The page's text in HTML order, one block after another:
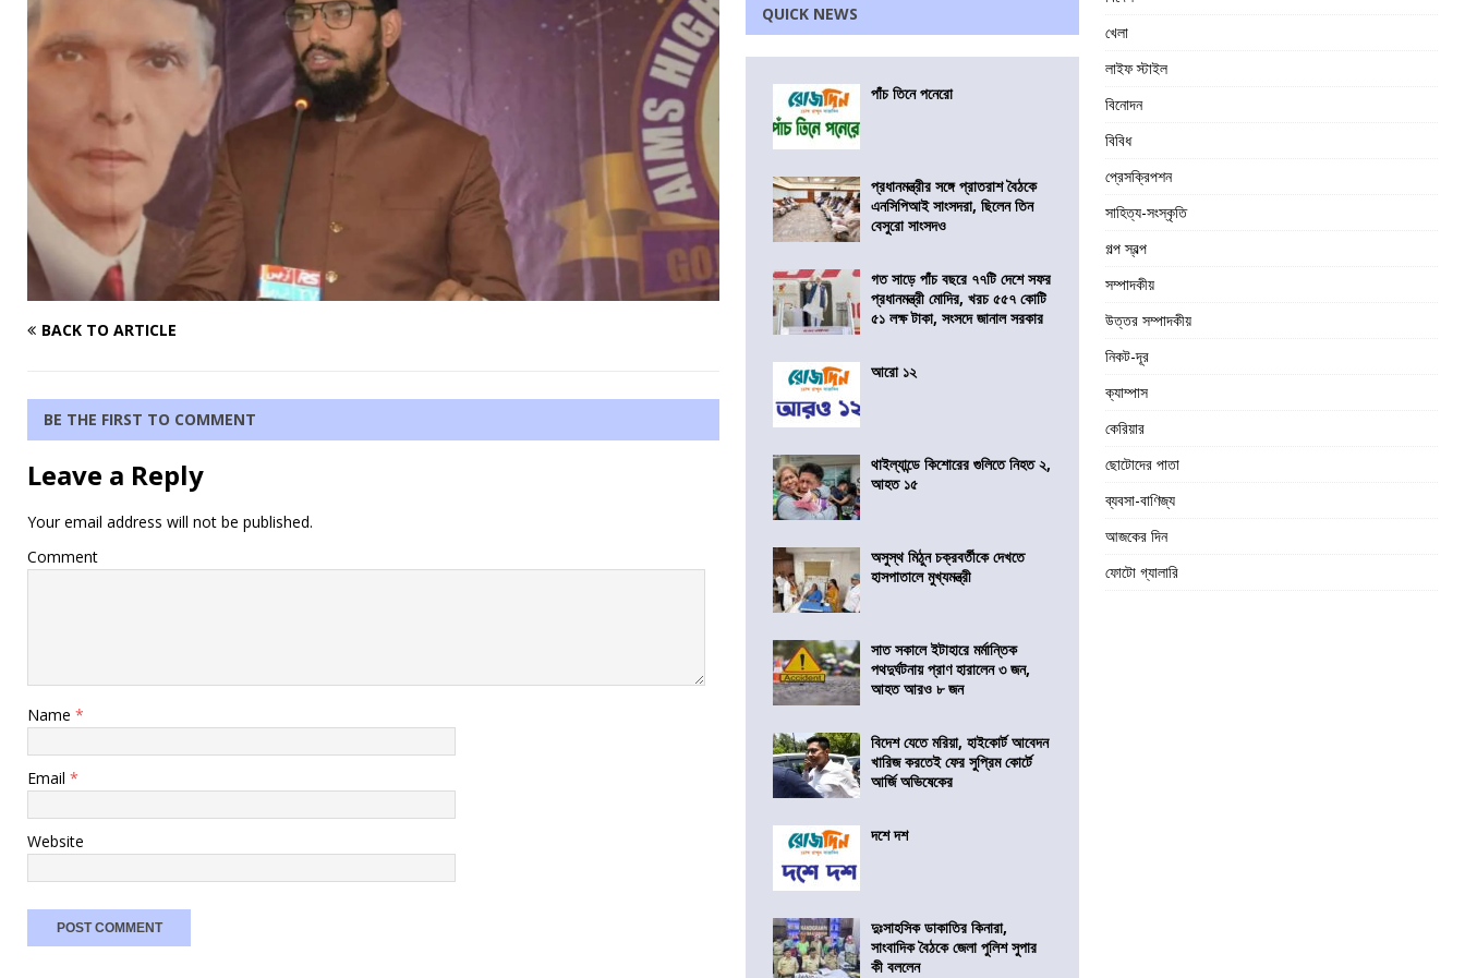
BACK TO ARTICLE
BE THE FIRST TO COMMENT
Leave a Reply
Your email address will not be published.
Comment
Name *
Email *
Website
QUICK NEWS
পাঁচ তিনে পনেরো
প্রধানমন্ত্রীর সঙ্গে প্রাতরাশ বৈঠকে
এনসিপিআই সাংসদরা, ছিলেন তিন
বেসুরো সাংসদও
গত সাড়ে পাঁচ বছরে ৭৭টি দেশে সফর
প্রধানমন্ত্রী মোদির, খরচ ৫৫৭ কোটি
৫১ লক্ষ টাকা, সংসদে জানাল সরকার
আরো ১২
থাইল্যান্ডে কিশোরের গুলিতে নিহত ২,
আহত ১৫
অসুস্থ মিঠুন চক্রবর্তীকে দেখতে
হাসপাতালে মুখ্যমন্ত্রী
সাত সকালে ইটাহারে মর্মান্তিক
পথদুর্ঘটনায় প্রাণ হারালেন ৩ জন,
আহত আরও ৮ জন
বিদেশ যেতে মরিয়া, হাইকোর্ট আবেদন
খারিজ করতেই ফের সুপ্রিম কোর্টে
আর্জি অভিষেকের
দশে দশ
দুঃসাহসিক ডাকাতির কিনারা,
সাংবাদিক বৈঠকে জেলা পুলিশ সুপার
কী বললেন
খেলা
লাইফ স্টাইল
বিনোদন
বিবিধ
প্রেসক্রিপশন
সাহিত্য-সংস্কৃতি
গল্প স্বল্প
সম্পাদকীয়
উত্তর সম্পাদকীয়
নিকট-দূর
ক্যাম্পাস
কেরিয়ার
ছোটোদের পাতা
ব্যবসা-বাণিজ্য
আজকের দিন
ফোটো গ্যালারি